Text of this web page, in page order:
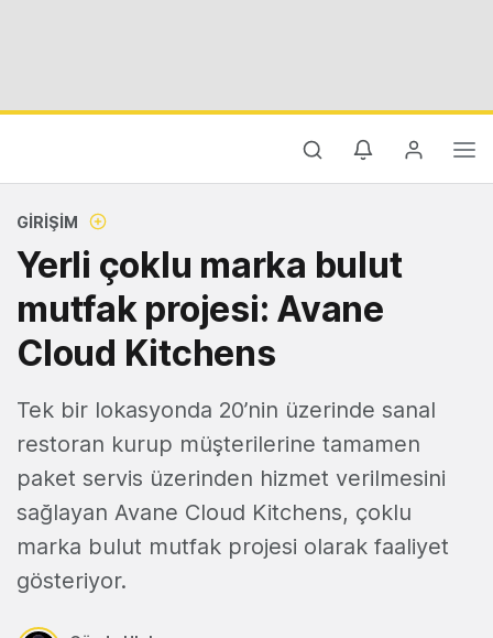
GIRIŞIM
Yerli çoklu marka bulut
mutfak projesi: Avane
Cloud Kitchens
Tek bir lokasyonda 20’nin üzerinde sanal
restoran kurup müşterilerine tamamen
paket servis üzerinden hizmet verilmesini
sağlayan Avane Cloud Kitchens, çoklu
marka bulut mutfak projesi olarak faaliyet
gösteriyor.